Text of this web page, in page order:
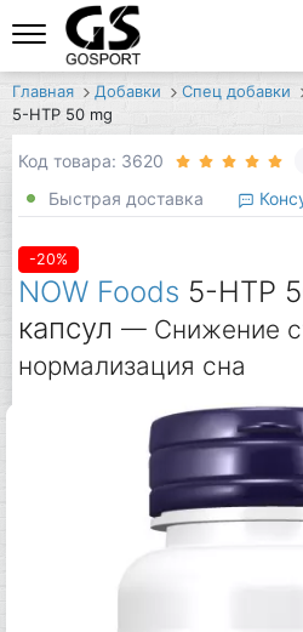
Главная Добавки Спец добавки
5-HTP 50 mg
Код товара: 3620
Быстрая доставка
-20%
NOW Foods 5-HTP
капсул — Снижение
нормализация сна